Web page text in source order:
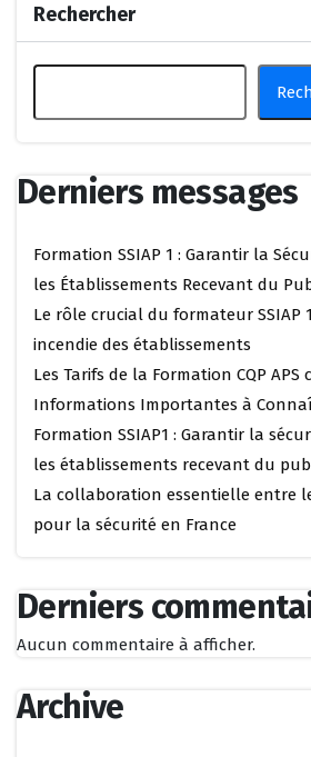
Rechercher
Derniers messages
Formation SSIAP 1 : Garantir la
les Établissements Recevant du
Le rôle crucial du formateur SSIAP
incendie des établissements
Les Tarifs de la Formation CQP APS
Informations Importantes à
Formation SSIAP1 : Garantir la
les établissements recevant du
La collaboration essentielle entre le
pour la sécurité en France
Derniers
Aucun commentaire à afficher.
Archive